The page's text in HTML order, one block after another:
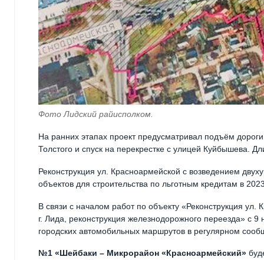
Фото Лидский райисполком.
На ранних этапах проект предусматривал подъём
Толстого и спуск на перекрестке с улицей Куйбышева.
Реконструкция ул. Красноармейской с возведением
объектов для строительства по льготным кредитам в
В связи с началом работ по объекту «Реконструкция
г. Лида, реконструкция железнодорожного переезда» с
городских автомобильных маршрутов в регулярном
№1 «Шейбаки – Микрорайон «Красноармейский»